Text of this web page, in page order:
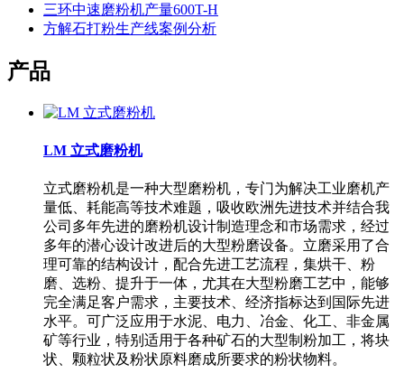
三环中速磨粉机产量600T-H
方解石打粉生产线案例分析
产品
LM 立式磨粉机
立式磨粉机是一种大型磨粉机，专门为解决工业磨机产
量低、耗能高等技术难题，吸收欧洲先进技术并结合我
公司多年先进的磨粉机设计制造理念和市场需求，经过
多年的潜心设计改进后的大型粉磨设备。立磨采用了合
理可靠的结构设计，配合先进工艺流程，集烘干、粉
磨、选粉、提升于一体，尤其在大型粉磨工艺中，能够
完全满足客户需求，主要技术、经济指标达到国际先进
水平。可广泛应用于水泥、电力、冶金、化工、非金属
矿等行业，特别适用于各种矿石的大型制粉加工，将块
状、颗粒状及粉状原料磨成所要求的粉状物料。